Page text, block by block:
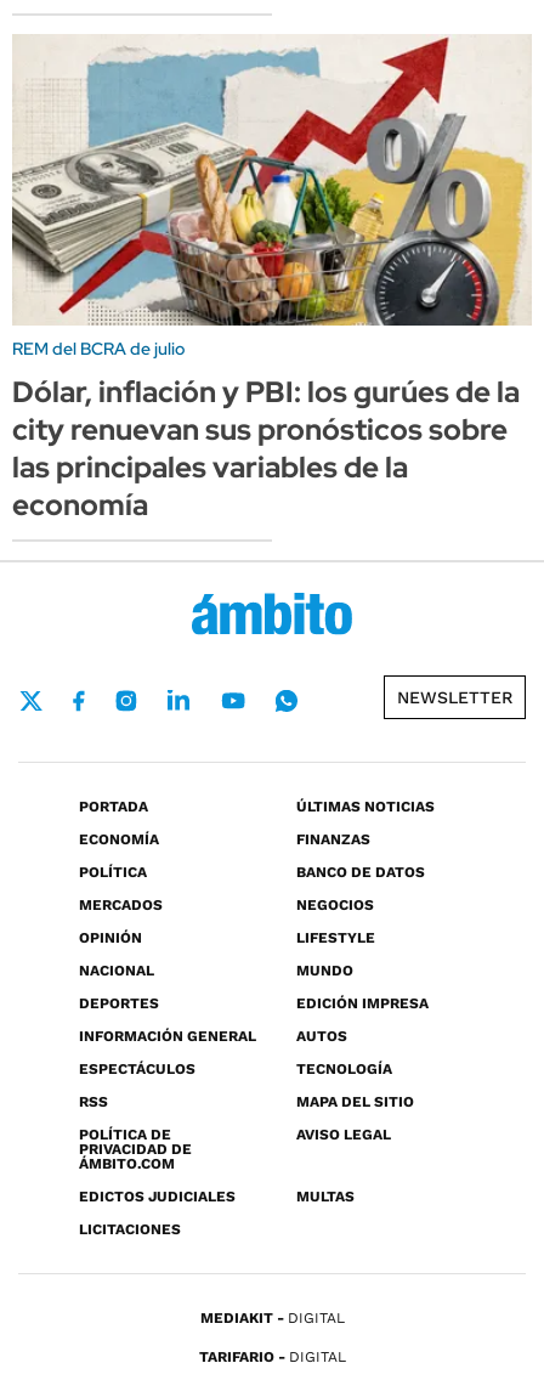
REM del BCRA de julio
Dólar, inflación y PBI: los gurúes de la
city renuevan sus pronósticos sobre
las principales variables de la
economía
NEWSLETTER
PORTADA
ÚLTIMAS NOTICIAS
ECONOMÍA
FINANZAS
POLÍTICA
BANCO DE DATOS
MERCADOS
NEGOCIOS
OPINIÓN
LIFESTYLE
NACIONAL
MUNDO
DEPORTES
EDICIÓN IMPRESA
INFORMACIÓN GENERAL
AUTOS
ESPECTÁCULOS
TECNOLOGÍA
RSS
MAPA DEL SITIO
POLÍTICA DE
PRIVACIDAD DE
ÁMBITO.COM
AVISO LEGAL
EDICTOS JUDICIALES
MULTAS
LICITACIONES
MEDIAKIT DIGITAL
TARIFARIO DIGITAL